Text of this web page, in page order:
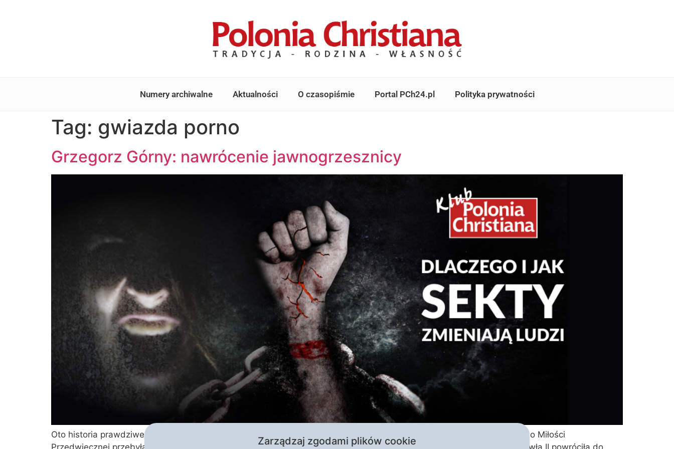
Numery archiwalne Aktualności O czasopiśmie Portal PCh24.pl Polityka prywatności
Tag: gwiazda porno
Grzegorz Górny: nawrócenie jawnogrzesznicy
Oto historia prawdziwego i głębokiego nawrócenia. Grzegorz Górny opisuje, w jaki sposób drogę od pornopółświatka do Miłości
Zarządzaj zgodami plików cookie